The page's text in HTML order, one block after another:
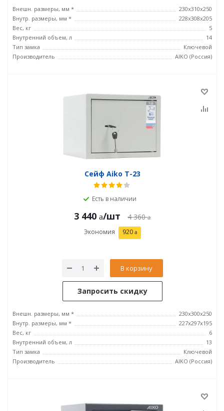
Внешн. размеры, мм *
230x310x250
Внутр. размеры, мм *
228x308x205
Вес, кг
5
Внутренний объем, л
14
Тип замка
Ключевой
Производитель
AIKO (Россия)
Сейф Aiko T-23
Есть в наличии
3 440 /шт 4 360
Экономия 920
В корзину
Запросить скидку
Внешн. размеры, мм *
230x300x250
Внутр. размеры, мм *
227x297x195
Вес, кг
6
Внутренний объем, л
13
Тип замка
Ключевой
Производитель
AIKO (Россия)